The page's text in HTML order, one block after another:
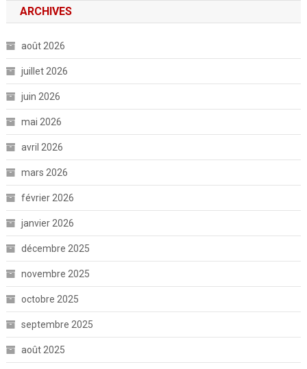
ARCHIVES
août 2026
juillet 2026
juin 2026
mai 2026
avril 2026
mars 2026
février 2026
janvier 2026
décembre 2025
novembre 2025
octobre 2025
septembre 2025
août 2025